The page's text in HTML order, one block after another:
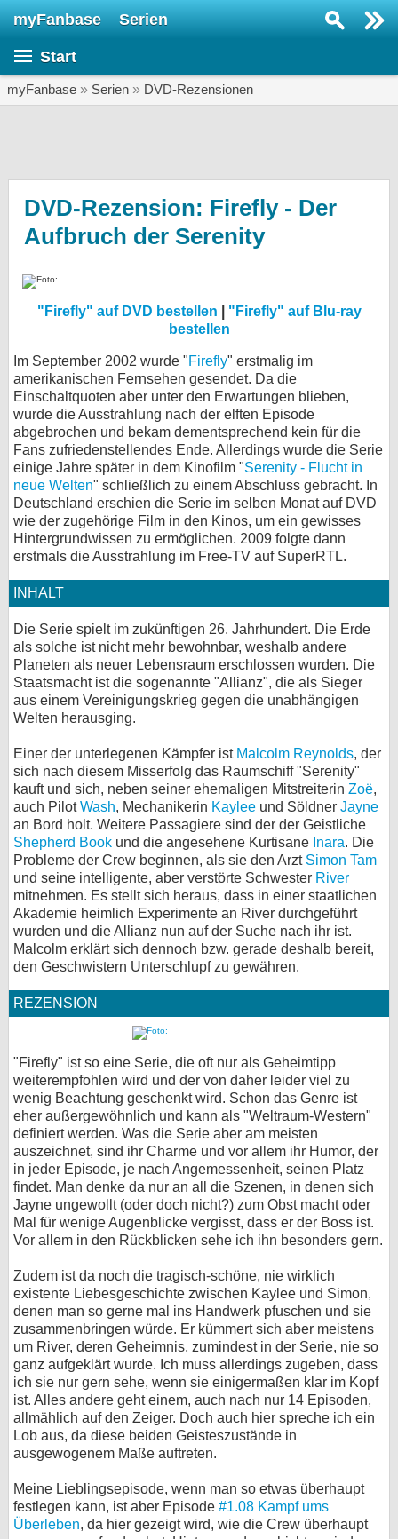
myFanbase Serien
Start
myFanbase » Serien » DVD-Rezensionen
DVD-Rezension: Firefly - Der
Aufbruch der Serenity
"Firefly" auf DVD bestellen
"Firefly" auf Blu-ray
bestellen
Im September 2002 wurde "Firefly" erstmalig im
amerikanischen Fernsehen gesendet. Da die
Einschaltquoten aber unter den Erwartungen blieben,
wurde die Ausstrahlung nach der elften Episode
abgebrochen und bekam dementsprechend kein für die
Fans zufriedenstellendes Ende. Allerdings wurde die Serie
einige Jahre später in dem Kinofilm "Serenity - Flucht in
neue Welten" schließlich zu einem Abschluss gebracht. In
Deutschland erschien die Serie im selben Monat auf DVD
wie der zugehörige Film in den Kinos, um ein gewisses
Hintergrundwissen zu ermöglichen. 2009 folgte dann
erstmals die Ausstrahlung im Free-TV auf SuperRTL.
INHALT
Die Serie spielt im zukünftigen 26. Jahrhundert. Die Erde
als solche ist nicht mehr bewohnbar, weshalb andere
Planeten als neuer Lebensraum erschlossen wurden. Die
Staatsmacht ist die sogenannte "Allianz", die als Sieger
aus einem Vereinigungskrieg gegen die unabhängigen
Welten herausging.
Einer der unterlegenen Kämpfer ist Malcolm Reynolds, der
sich nach diesem Misserfolg das Raumschiff "Serenity"
kauft und sich, neben seiner ehemaligen Mitstreiterin Zoë,
auch PilotWash, Mechanikerin Kaylee und Söldner Jayne
an Bord holt. Weitere Passagiere sind der der Geistliche
Shepherd Book und die angesehene Kurtisane Inara. Die
Probleme der Crew beginnen, als sie den Arzt Simon Tam
und seine intelligente, aber verstörte Schwester River
mitnehmen. Es stellt sich heraus, dass in einer staatlichen
Akademie heimlich Experimente an River durchgeführt
wurden und die Allianz nun auf der Suche nach ihr ist.
Malcolm erklärt sich dennoch bzw. gerade deshalb bereit,
den Geschwistern Unterschlupf zu gewähren.
REZENSION
"Firefly" ist so eine Serie, die oft nur als Geheimtipp
weiterempfohlen wird und der von daher leider viel zu
wenig Beachtung geschenkt wird. Schon das Genre ist
eher außergewöhnlich und kann als "Weltraum-Western"
definiert werden. Was die Serie aber am meisten
auszeichnet, sind ihr Charme und vor allem ihr Humor, der
in jeder Episode, je nach Angemessenheit, seinen Platz
findet. Man denke da nur an all die Szenen, in denen sich
Jayne ungewollt (oder doch nicht?) zum Obst macht oder
Mal für wenige Augenblicke vergisst, dass er der Boss ist.
Vor allem in den Rückblicken sehe ich ihn besonders gern.
Zudem ist da noch die tragisch-schöne, nie wirklich
existente Liebesgeschichte zwischen Kaylee und Simon,
denen man so gerne mal ins Handwerk pfuschen und sie
zusammenbringen würde. Er kümmert sich aber meistens
um River, deren Geheimnis, zumindest in der Serie, nie so
ganz aufgeklärt wurde. Ich muss allerdings zugeben, dass
ich sie nur gern sehe, wenn sie einigermaßen klar im Kopf
ist. Alles andere geht einem, auch nach nur 14 Episoden,
allmählich auf den Zeiger. Doch auch hier spreche ich ein
Lob aus, da diese beiden Geisteszustände in
ausgewogenem Maße auftreten.
Meine Lieblingsepisode, wenn man so etwas überhaupt
festlegen kann, ist aber Episode #1.08 Kampf ums
Überleben, da hier gezeigt wird, wie die Crew überhaupt
SERIEN
Veranstaltungen
SERVICE
Forum
bei X
bei Facebook
Kontakt
Nutzungsbedingungen
Cookie-Einstellungen
Impressum
Desktop-Ansicht